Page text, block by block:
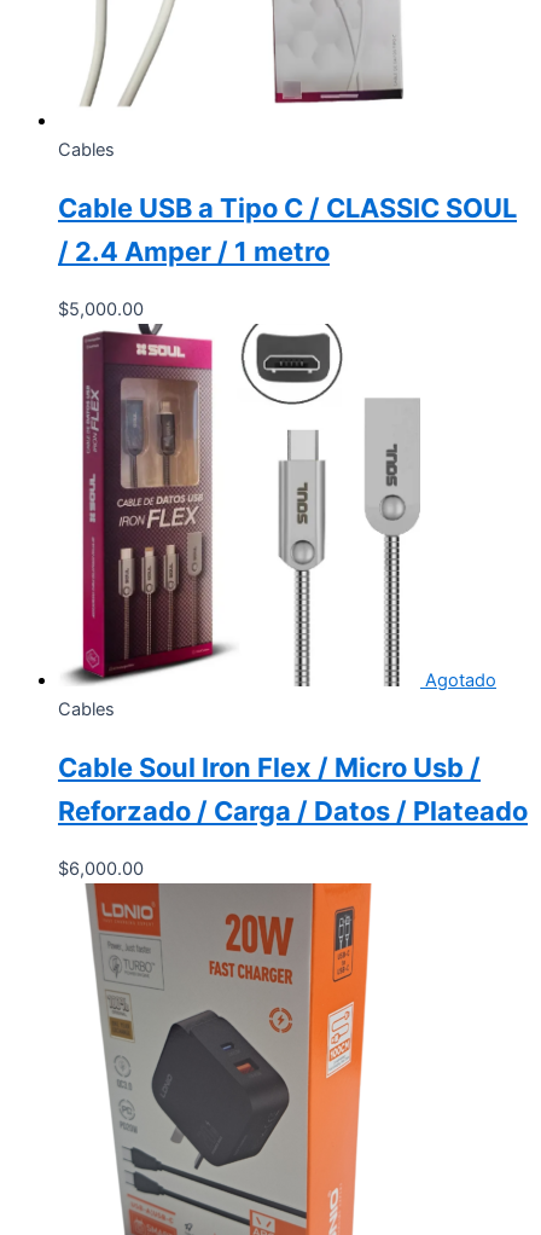
Cables
Cable USB a Tipo C / CLASSIC SOUL
/ 2.4 Amper / 1 metro
$5,000.00
Agotado
Cables
Cable Soul Iron Flex / Micro Usb /
Reforzado / Carga / Datos / Plateado
$6,000.00